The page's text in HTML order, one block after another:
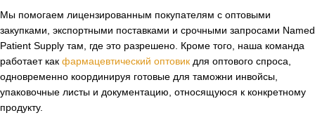
Мы помогаем лицензированным покупателям с оптовыми
закупками, экспортными поставками и срочными запросами Named
Patient Supply там, где это разрешено. Кроме того, наша команда
работает как фармацевтический оптовик для оптового спроса,
одновременно координируя готовые для таможни инвойсы,
упаковочные листы и документацию, относящуюся к конкретному
продукту.